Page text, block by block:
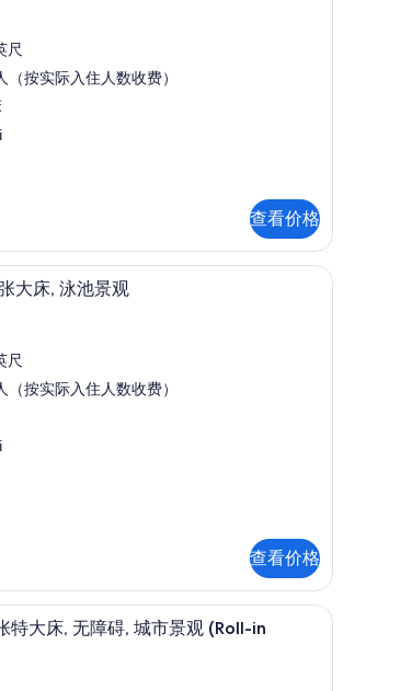
分
尺
（按实际入住人数收费）
查看价格
高档床上用品、客房内保险箱、办公桌、遮光
大床, 泳池景观
分
尺
（按实际入住人数收费）
查看价格
高档床上用品、客房内保险箱、办公桌、遮光
特大床, 无障碍, 城市景观 (Roll-in